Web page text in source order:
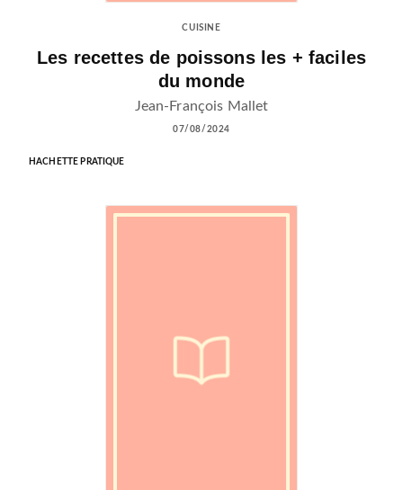
CUISINE
Les recettes de poissons les + faciles
du monde
Jean-François Mallet
07/08/2024
HACHETTE PRATIQUE